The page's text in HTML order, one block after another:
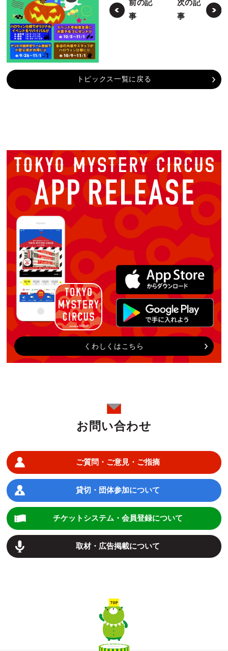
前の記
事
次の記
事
トピックス一覧に戻る
くわしくはこちら
お問い合わせ
ご質問・ご意見・ご指摘
貸切・団体参加について
チケットシステム・会員登録について
取材・広告掲載について